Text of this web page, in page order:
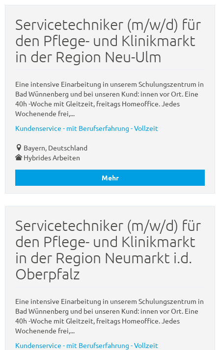
Servicetechniker (m/w/d) für
den Pflege- und Klinikmarkt
in der Region Neu-Ulm
Eine intensive Einarbeitung in unserem Schulungszentrum in
Bad Wünnenberg und bei unseren Kund: innen vor Ort. Eine
40h -Woche mit Gleitzeit, freitags Homeoffice. Jedes
Wochenende frei,...
Kundenservice - mit Berufserfahrung - Vollzeit
Bayern, Deutschland
Hybrides Arbeiten
Mehr
Servicetechniker (m/w/d) für
den Pflege- und Klinikmarkt
in der Region Neumarkt i.d.
Oberpfalz
Eine intensive Einarbeitung in unserem Schulungszentrum in
Bad Wünnenberg und bei unseren Kund: innen vor Ort. Eine
40h -Woche mit Gleitzeit, freitags Homeoffice. Jedes
Wochenende frei,...
Kundenservice - mit Berufserfahrung - Vollzeit